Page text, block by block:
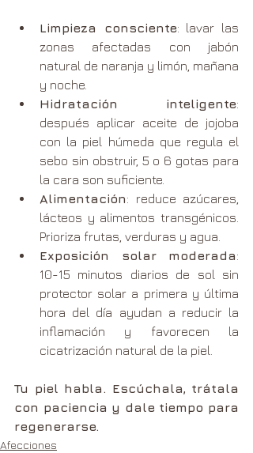
Limpieza consciente: lavar las
zonas afectadas con jabón
natural de naranja y limón, mañana
y noche.
Hidratación inteligente:
después aplicar aceite de jojoba
con la piel húmeda que regula el
sebo sin obstruir, 5 o 6 gotas para
la cara son suficiente.
Alimentación: reduce azúcares,
lácteos y alimentos transgénicos.
Prioriza frutas, verduras y agua.
Exposición solar moderada:
10-15 minutos diarios de sol sin
protector solar a primera y última
hora del día ayudan a reducir la
inflamación y favorecen la
cicatrización natural de la piel.
Tu piel habla. Escúchala, trátala
con paciencia y dale tiempo para
regenerarse.
Afecciones